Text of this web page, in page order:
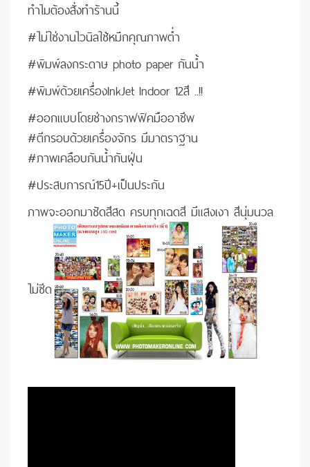
ทำไมต้องสั่งทำร้านนี้
#ไม่ใช่งานไวนิลใช้หมึกคุณภาพต่ำ
#พิมพ์ลงกระดาษ photo paper กันน้ำ
#พิมพ์ด้วยเครื่องInkJet Indoor 12สี ..!!
#ออกแบบโดยช่างกราฟฟิคมืออาชีพ
#ตีกรอบด้วยเครื่องจักร มีมาตราฐาน
#ภาพเคลือบกันน้ำกันฝุ่น
#ประสบการณ์15ปี+เป็นประกัน
ภาพจะออกมาชัดสีสด ครบทุกเฉดสี มีแสงเงา สีนุ่มนวล
ไม่ซีด